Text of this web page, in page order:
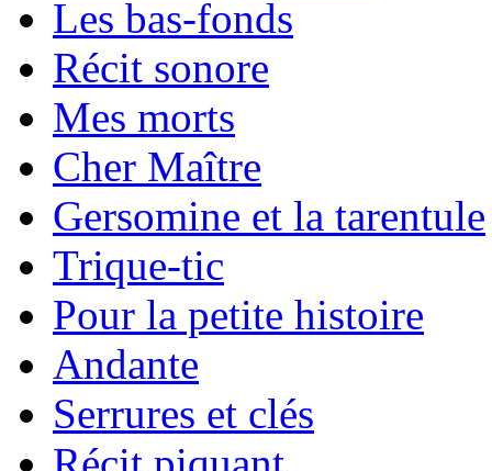
Les bas-fonds
Récit sonore
Mes morts
Cher Maître
Gersomine et la tarentule
Trique-tic
Pour la petite histoire
Andante
Serrures et clés